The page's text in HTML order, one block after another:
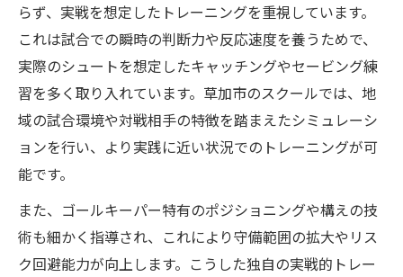
らず、実戦を想定したトレーニングを重視しています。
これは試合での瞬時の判断力や反応速度を養うためで、
実際のシュートを想定したキャッチングやセービング練
習を多く取り入れています。草加市のスクールでは、地
域の試合環境や対戦相手の特徴を踏まえたシミュレーシ
ョンを行い、より実践に近い状況でのトレーニングが可
能です。
また、ゴールキーパー特有のポジショニングや構えの技
術も細かく指導され、これにより守備範囲の拡大やリス
ク回避能力が向上します。こうした独自の実戦的トレー